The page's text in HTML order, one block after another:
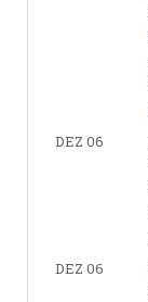
DEZ 06
DEZ 06